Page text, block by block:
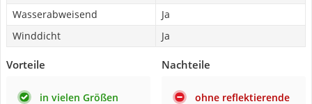
Wasserabweisend
Ja
Winddicht
Ja
Vorteile
in vielen Größen
Nachteile
ohne reflektierende